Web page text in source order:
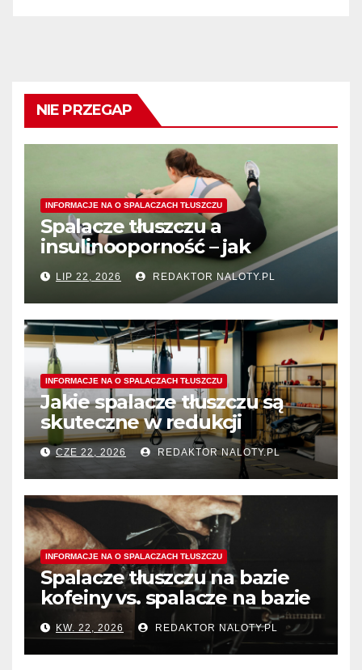
NIE PRZEGAP
INFORMACJE NA O SPALACZACH TŁUSZCZU
Spalacze tłuszczu a
insulinooporność – jak
wspomagają procesy
spalania tłuszczu?
LIP 22, 2026 REDAKTOR NALOTY.PL
INFORMACJE NA O SPALACZACH TŁUSZCZU
Jakie spalacze tłuszczu są
skuteczne w redukcji
tłuszczu z okolic ud?
CZE 22, 2026 REDAKTOR NALOTY.PL
INFORMACJE NA O SPALACZACH TŁUSZCZU
Spalacze tłuszczu na bazie
kofeiny vs. spalacze na bazie
termogeników – który typ
wybrać?
KW. 22, 2026 REDAKTOR NALOTY.PL